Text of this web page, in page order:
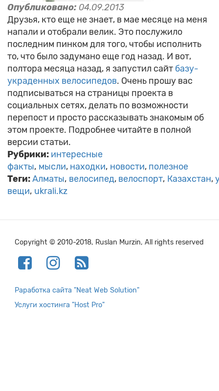
Опубликовано: 04.09.2013
Друзья, кто еще не знает, в мае месяце на меня
напали и отобрали велик. Это послужило
последним пинком для того, чтобы исполнить
то, что было задумано еще год назад. И вот,
полтора месяца назад, я запустил сайт базу-
украденных велосипедов. Очень прошу вас
подписываться на страницы проекта в
социальных сетях, делать по возможности
перепост и просто рассказывать знакомым об
этом проекте. Подробнее читайте в полной
версии статьи.
Рубрики: интересные
факты мысли находки новости полезное
Теги:Алматы велосипед велоспорт Казахстан
вещи ukrali.kz
Copyright © 2010-2018, Ruslan Murzin, All rights reserved
Раработка сайта "Neat Web Solution"
Услуги хостинга "Host Pro"